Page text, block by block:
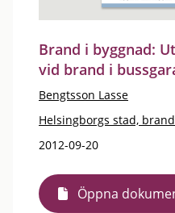
Brand i byggnad:
vid brand i
Bengtsson Lasse
Helsingborgs stad,
2012-09-20
Öppna